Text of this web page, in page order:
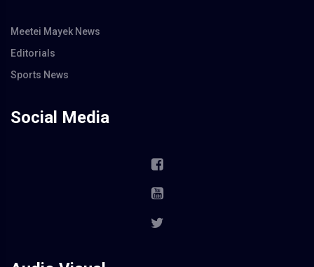
Meetei Mayek News
Editorials
Sports News
Social Media